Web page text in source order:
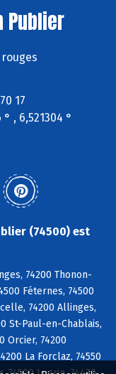
Publier
17
, 6,521304 °
(74500) est
74200 Thonon-
Féternes, 74500
74200 Allinges,
St-Paul-en-Chablais,
Orcier, 74200
La Forclaz, 74550